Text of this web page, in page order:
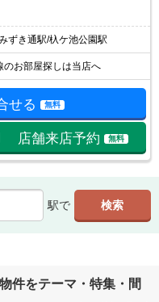
ずき通駅/杁ケ池公園駅
のお部屋探しは当店へ
せる 無料
店舗来店予約 無料
駅で
件をテーマ・特集・間